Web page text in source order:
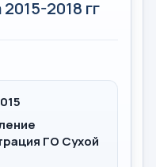
2018 гг
ГО Сухой